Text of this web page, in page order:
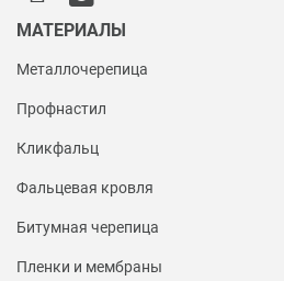
МАТЕРИАЛЫ
Металлочерепица
Профнастил
Кликфальц
Фальцевая кровля
Битумная черепица
Пленки и мембраны